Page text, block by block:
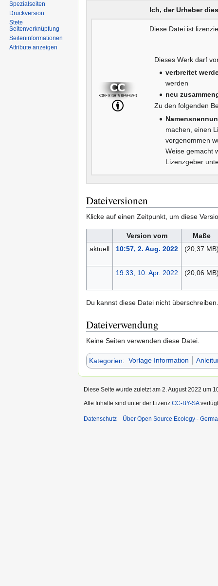
Ich, der Urheber
Diese Datei ist
Dieses Werk darf
verbreitet
werden
neu
Zu den folgenden
machen, einen
vorgenommen
Weise gemacht
Lizenzgeber
Dateiversionen
Klicke auf einen Zeitpunkt, um diese
Version vom
Maße
aktuell
10:57, 2. Aug. 2022 (20,37
19:33, 10. Apr. 2022 (20,06
Du kannst diese Datei nicht überschreiben.
Dateiverwendung
Keine Seiten verwenden diese Datei.
Kategorien: Vorlage Information
Spezialseiten
Druckversion
Stete
Seitenverknüpfung
Seiten­informationen
Attribute anzeigen
Diese Seite wurde zuletzt am 2. August 2022 um
Alle Inhalte sind unter der Lizenz CC-BY-SA
Datenschutz Über Open Source Ecology -